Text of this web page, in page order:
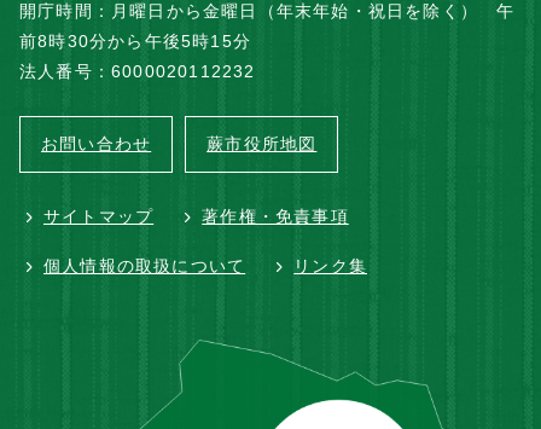
開庁時間：月曜日から金曜日（年末年始・祝日を除く） 午
前8時30分から午後5時15分
法人番号：6000020112232
お問い合わせ 蕨市役所地図
サイトマップ 著作権・免責事項
個人情報の取扱について リンク集